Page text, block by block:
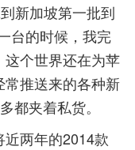
新加坡第一批到
台的时候，我完
个世界还在为苹
推送来的各种新
都夹着私货。
两年的2014款